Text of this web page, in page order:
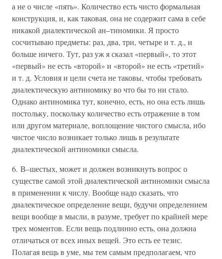
а не о числе «пять». Количество есть чисто формальная
конструкция, и, как таковая, она не содержит сама в себе
никакой диалектической ан–тиномики. Я просто
сосчитываю предметы: раз, два, три, четыре и т. д., и
больше ничего. Тут, раз уж я сказал «первый», то этот
«первый» не есть «второй» и «второй» не есть «третий»
и т. д. Условия и цели счета не таковы, чтобы требовать
диалектическую антиномику во что бы то ни стало.
Однако антиномика тут, конечно, есть, но она есть лишь
постольку, поскольку количество есть отражение в том
или другом материале, воплощение чистого смысла, ибо
чистое число возникает только лишь в результате
диалектической антиномики смысла.
6. В–шестых, может и должен возникнуть вопрос о
существе самой этой диалектической антиномики смысла
в применении к числу. Вообще надо сказать, что
диалектическое определение вещи, будучи определением
вещи вообще в мысли, в разуме, требует по крайней мере
трех моментов. Если вещь подлинно есть, она должна
отличаться от всех иных вещей. Это есть ее тезис.
Полагая вещь в уме, мы тем самым предполагаем, что